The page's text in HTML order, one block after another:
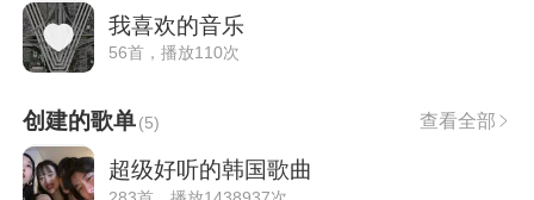
我喜欢的音乐
56首，播放110次
创建的歌单(5) 查看全部
超级好听的韩国歌曲